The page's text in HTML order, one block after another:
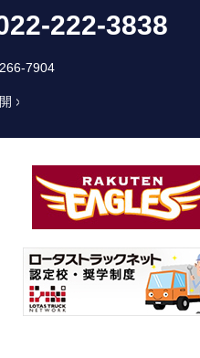
222-3838
7904